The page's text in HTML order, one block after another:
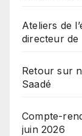
Ateliers de
directeur de
Retour sur
Saadé
Compte-
juin 2026